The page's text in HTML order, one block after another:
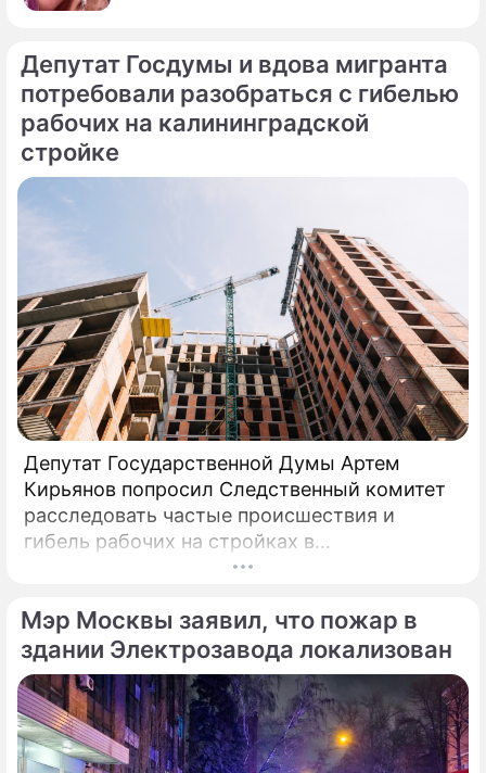
Депутат Госдумы и вдова мигранта
потребовали разобраться с гибелью
рабочих на калининградской
стройке
Депутат Государственной Думы Артем
Кирьянов попросил Следственный комитет
расследовать частые происшествия и
гибель рабочих на стройках в
Калининградской области.
распоряжении редакции) депутат направил
6 февраля 2025 года председателю СК РФ
Александру Бастрыкину. В письме Кирьянов
отмечает, что число несчастных случаев в
регионе продолжает расти.
Мэр Москвы заявил, что пожар в
здании Электрозавода локализован